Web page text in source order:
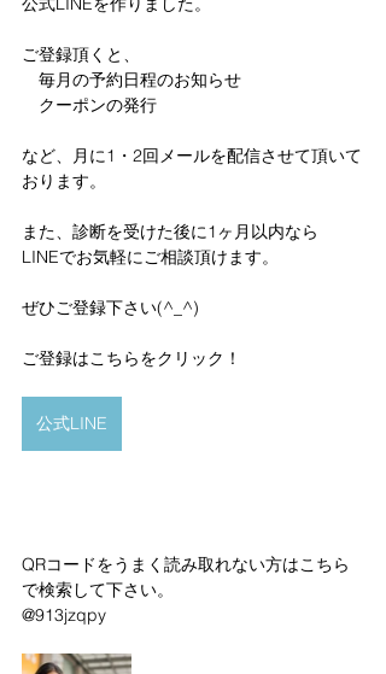
ご登録頂くと、
毎月の予約日程のお知らせ
クーポンの発行
など、月に1・2回メールを配信させて頂いて
おります。
また、診断を受けた後に1ヶ月以内なら
LINEでお気軽にご相談頂けます。
ぜひご登録下さい(^_^)
ご登録はこちらをクリック！
公式LINE
QRコードをうまく読み取れない方はこちら
で検索して下さい。
@913jzqpy